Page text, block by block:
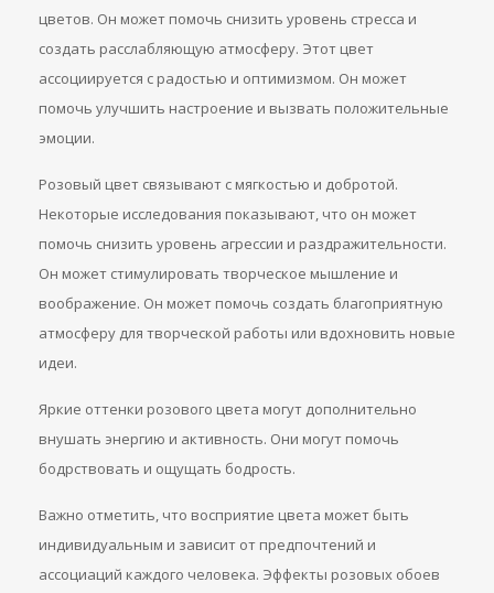
цветов. Он может помочь снизить уровень стресса и
создать расслабляющую атмосферу. Этот цвет
ассоциируется с радостью и оптимизмом. Он может
помочь улучшить настроение и вызвать положительные
эмоции.
Розовый цвет связывают с мягкостью и добротой.
Некоторые исследования показывают, что он может
помочь снизить уровень агрессии и раздражительности.
Он может стимулировать творческое мышление и
воображение. Он может помочь создать благоприятную
атмосферу для творческой работы или вдохновить новые
идеи.
Яркие оттенки розового цвета могут дополнительно
внушать энергию и активность. Они могут помочь
бодрствовать и ощущать бодрость.
Важно отметить, что восприятие цвета может быть
индивидуальным и зависит от предпочтений и
ассоциаций каждого человека. Эффекты розовых обоев